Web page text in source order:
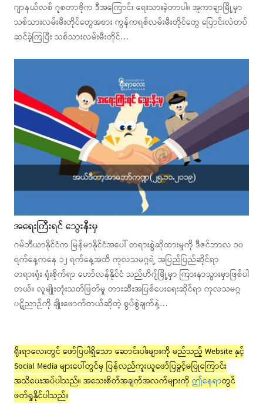
ဂျာနယ်လစ် ဂူစတာဗိုက ဒီအကြောင်း ရေးသားခဲ့တာပါ။ အူကာချာမြို့မှာ
သစ်သားလမ်းမီးတိုင်တွေအစား ကွန်ကရစ်လမ်းမီးတိုင်တွေ ပြောင်းလဲတပ်
ဆင်ခဲ့ကြပြီး သစ်သားလမ်းမီးတိုင်…
အရေးကြီးရင် သွေးနီးမှ
ဂမ်ဘီယာနိုင်ငံက မြန်မာနိုင်ငံအပေါ် တရားစွဲဆိုထားမှုကို ဒီဇင်ဘာလ ၁၀
ရက်နေ့ကနေ ၁၂ ရက်နေ့အထိ ကုလသမဂ္ဂရဲ့ အပြည်ပြည်ဆိုင်ရာ
တရားရုံး ရုံးစိုက်ရာ ဟော်လန်နိုင်ငံ သည်ဟိဂျ်မြို့မှာ ကြားနာသွားမှာဖြစ်ပါ
တယ်။ လူမျိုးတုံးသတ်ဖြတ်မှု တားဆီးအပြစ်ပေးရေးဆိုင်ရာ ကုလသမဂ္ဂ
ပဋိညာဉ်ကို ချိုးဖောက်တယ်ဆိုတဲ့ စွပ်စွဲချက်နဲ့…
ရိုးရာလေးတွင် ဖော်ပြပါရှိသော ဆောင်းပါးများကို မည်သည့် Website နှင့်
Social Media များပေါ်တွင်မှ ပြန်လည်ကူးယူဖော်ပြခွင့်မပြုကြောင်း
အသိပေးအပ်ပါသည်။ အသေးစိတ်အချက်အလက်များကို ဤနေရာတွင်
ဖတ်ရှုနိုင်ပါသည်။